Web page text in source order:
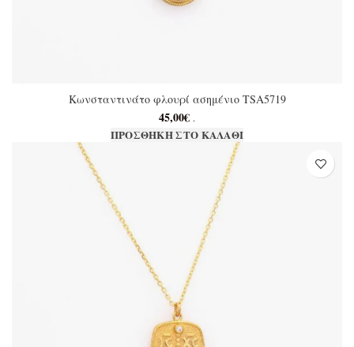
Κωνσταντινάτο φλουρί ασημένιο TSA5719
45,00€ .
ΠΡΟΣΘΉΚΗ ΣΤΟ ΚΑΛΆΘΙ